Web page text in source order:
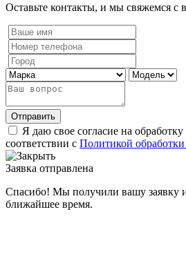
Оставьте контакты, и мы свяжемся с
Отправить
Я даю свое согласие на
соответствии с Политикой
Заявка отправлена
Спасибо! Мы получили вашу заявку
ближайшее время.